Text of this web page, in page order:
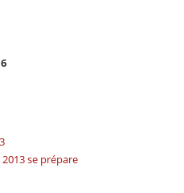
se prépare